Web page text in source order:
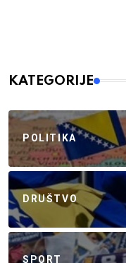
KATEGORIJE
POLITIKA
DRUŠTVO
SPORT